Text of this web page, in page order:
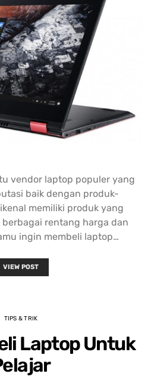
vendor laptop populer yang
baik dengan produk-
memiliki produk yang
rentang harga dan
ingin membeli laptop…
VIEW POST
TIPS & TRIK
Laptop Untuk